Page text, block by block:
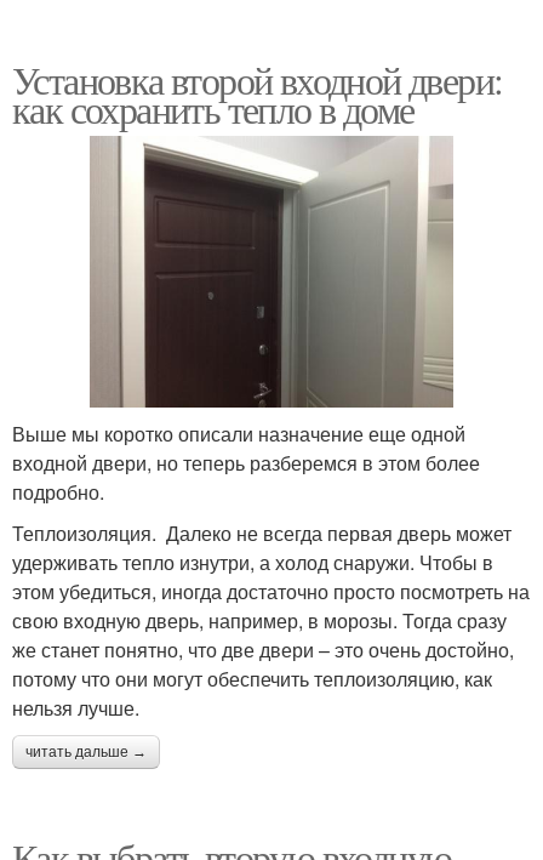
Установка второй входной двери:
как сохранить тепло в доме
Выше мы коротко описали назначение еще одной
входной двери, но теперь разберемся в этом более
подробно.
Теплоизоляция. Далеко не всегда первая дверь может
удерживать тепло изнутри, а холод снаружи. Чтобы в
этом убедиться, иногда достаточно просто посмотреть на
свою входную дверь, например, в морозы. Тогда сразу
же станет понятно, что две двери – это очень достойно,
потому что они могут обеспечить теплоизоляцию, как
нельзя лучше.
читать дальше →